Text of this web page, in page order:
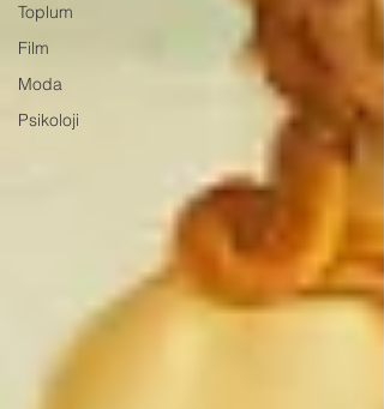
Toplum
Film
Moda
Psikoloji